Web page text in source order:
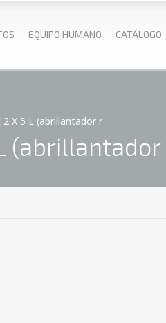
EQUIPO HUMANO CATÁLOGO
2 X 5 L (abrillantador r
L